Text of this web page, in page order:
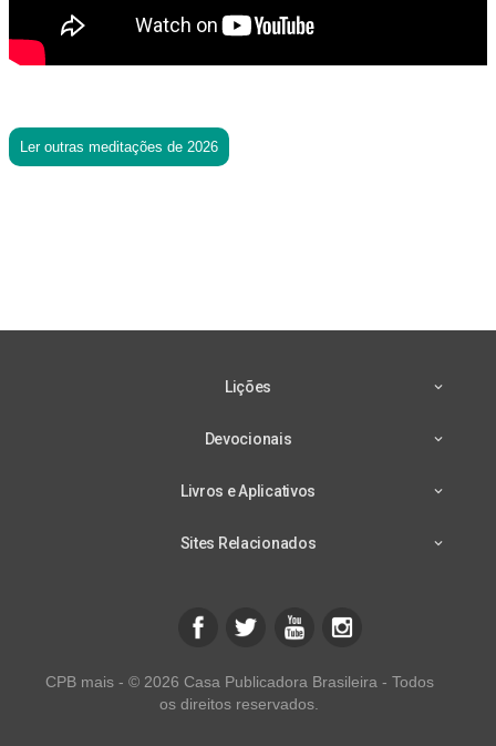
Ler outras meditações de 2026
Lições
Devocionais
Livros e Aplicativos
Sites Relacionados
CPB mais - © 2026 Casa Publicadora Brasileira - Todos
os direitos reservados.